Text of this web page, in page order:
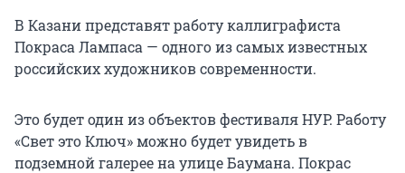
В Казани представят работу каллиграфиста
Покраса Лампаса — одного из самых известных
российских художников современности.
Это будет один из объектов фестиваля НУР. Работу
«Свет это Ключ» можно будет увидеть в
подземной галерее на улице Баумана. Покрас